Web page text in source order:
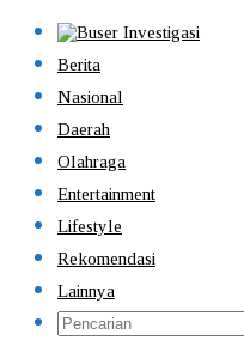
Berita
Nasional
Daerah
Olahraga
Entertainment
Lifestyle
Rekomendasi
Lainnya